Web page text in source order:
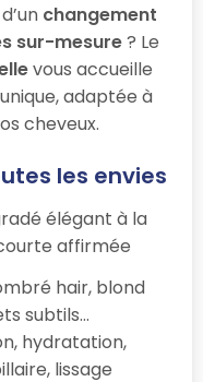
changement
sur-mesure? Le
vous accueille
adaptée à
cheveux.
les envies
élégant à la
affirmée
hair, blond
subtils…
hydratation,
lissage